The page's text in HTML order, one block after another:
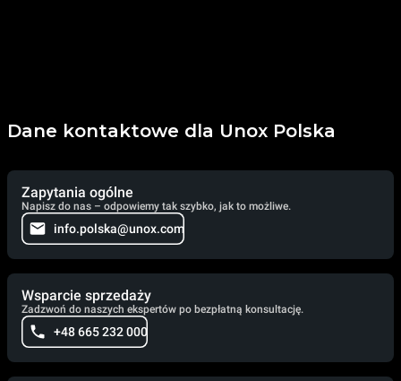
Dane kontaktowe dla Unox Polska
Zapytania ogólne
Napisz do nas – odpowiemy tak szybko, jak to możliwe.
info.polska@unox.com
Wsparcie sprzedaży
Zadzwoń do naszych ekspertów po bezpłatną konsultację.
+48 665 232 000